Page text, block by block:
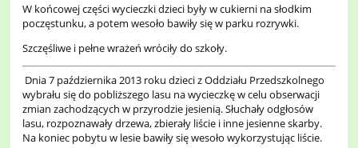
W końcowej części wycieczki dzieci były w cukierni na słodkim
poczęstunku, a potem wesoło bawiły się w parku rozrywki.
Szczęśliwe i pełne wrażeń wróciły do szkoły.
Dnia 7 października 2013 roku dzieci z Oddziału Przedszkolnego
wybrału się do pobliższego lasu na wycieczkę w celu obserwacji
zmian zachodzących w przyrodzie jesienią. Słuchały odgłosów
lasu, rozpoznawały drzewa, zbierały liście i inne jesienne skarby.
Na koniec pobytu w lesie bawiły się wesoło wykorzystując liście.